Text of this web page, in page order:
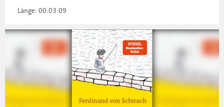
Länge: 00:03:09